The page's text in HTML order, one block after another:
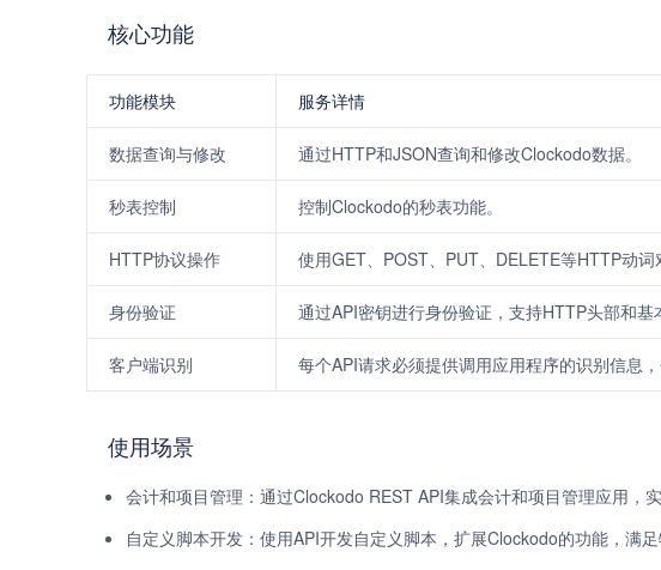
核心功能
功能模块 服务详情
数据查询与修改 通过HTTP和JSON查询和修改Clockodo数据。
秒表控制 控制Clockodo的秒表功能。
HTTP协议操作 使用GET、POST、PUT、DELETE等HTTP动词
身份验证 通过API密钥进行身份验证，支持HTTP头部和基
客户端识别 每个API请求必须提供调用应用程序的识别信息
使用场景
会计和项目管理：通过Clockodo REST API集成会计和项目管理应用，
自定义脚本开发：使用API开发自定义脚本，扩展Clockodo的功能，满足